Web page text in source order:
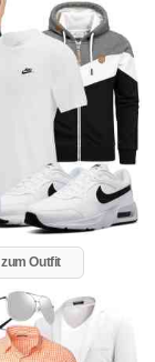
zum Outfit